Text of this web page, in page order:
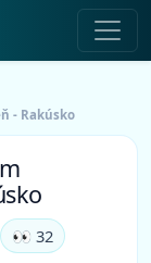
- Rakúsko
👀 32